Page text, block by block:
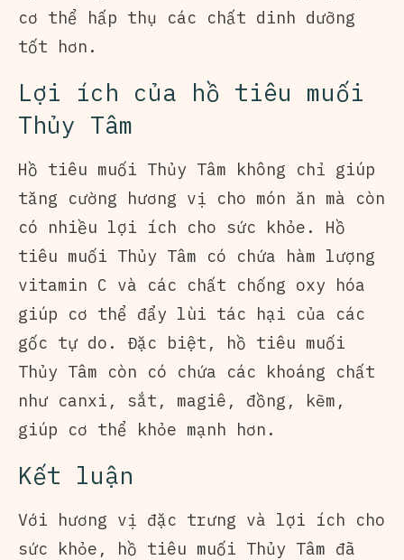
cơ thể hấp thụ các chất dinh dưỡng
tốt hơn.
Lợi ích của hồ tiêu muối
Thủy Tâm
Hồ tiêu muối Thủy Tâm không chỉ giúp
tăng cường hương vị cho món ăn mà còn
có nhiều lợi ích cho sức khỏe. Hồ
tiêu muối Thủy Tâm có chứa hàm lượng
vitamin C và các chất chống oxy hóa
giúp cơ thể đẩy lùi tác hại của các
gốc tự do. Đặc biệt, hồ tiêu muối
Thủy Tâm còn có chứa các khoáng chất
như canxi, sắt, magiê, đồng, kẽm,
giúp cơ thể khỏe mạnh hơn.
Kết luận
Với hương vị đặc trưng và lợi ích cho
sức khỏe, hồ tiêu muối Thủy Tâm đã